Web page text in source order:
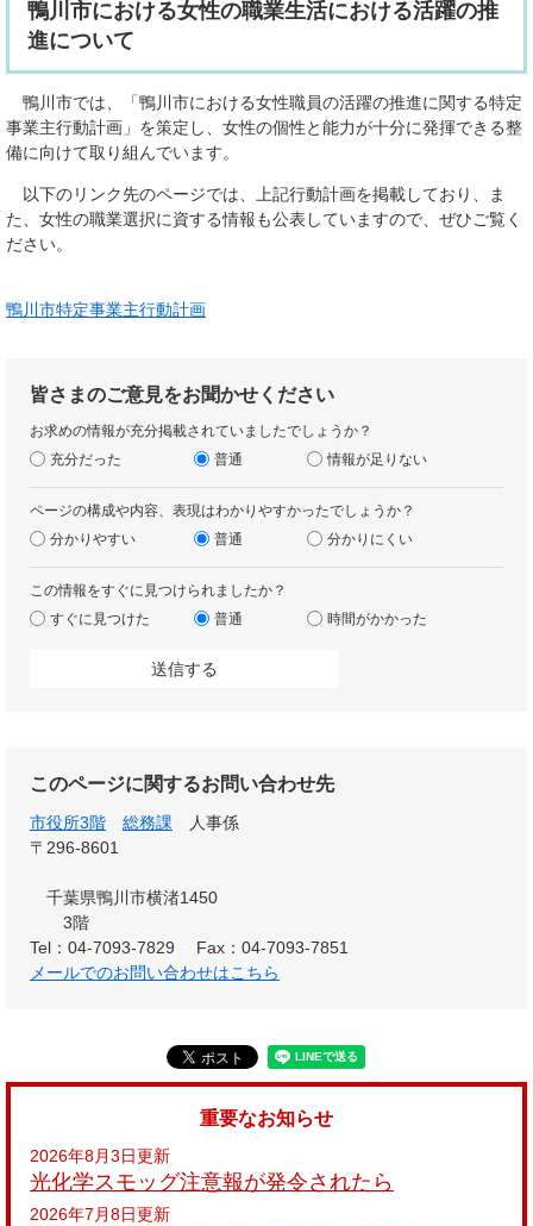
鴨川市における女性の職業生活における活躍の推
進について
鴨川市では、「鴨川市における女性職員の活躍の推進に関する特定
事業主行動計画」を策定し、女性の個性と能力が十分に発揮できる整
備に向けて取り組んでいます。
以下のリンク先のページでは、上記行動計画を掲載しており、ま
た、女性の職業選択に資する情報も公表していますので、ぜひご覧く
ださい。
鴨川市特定事業主行動計画
皆さまのご意見をお聞かせください
お求めの情報が充分掲載されていましたでしょうか？
充分だった
普通 情報が足りない
ページの構成や内容、表現はわかりやすかったでしょうか？
分かりやすい
普通 分かりにくい
この情報をすぐに見つけられましたか？
すぐに見つけた
普通 時間がかかった
このページに関するお問い合わせ先
市役所3階 総務課 人事係
〒296-8601
千葉県鴨川市横渚1450
3階
Tel：04-7093-7829
Fax：04-7093-7851
メールでのお問い合わせはこちら
重要なお知らせ
2026年8月3日更新
光化学スモッグ注意報が発令されたら
2026年7月8日更新